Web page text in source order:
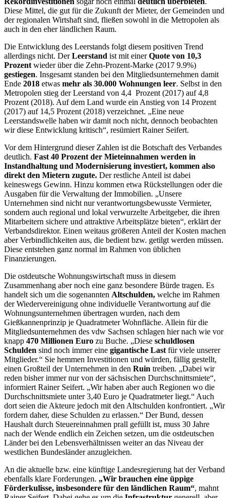
Diese Mittel, die gut für die Zukunft der Mieter, der Gemeinden und
der regionalen Wirtshaft sind, fließen sowohl in die Metropolen als
auch in den eher ländlichen Raum.
Die Entwicklung des Leerstands folgt diesem positiven Trend
allerdings nicht. DerLeerstand ist mit einerQuote von 10,3
Prozent wieder über die Zehn-Prozent-Marke (2017 9.9%)
gestiegen. Insgesamt standen bei den Mitgliedsunternehmen damit
Ende 2018 etwas mehr als 30.000 Wohnungen leer. Selbst in den
Metropolen stieg der Leerstand von 4,4 Prozent (2017) auf 4,8
Prozent (2018). Auf dem Land wurde ein Anstieg von 14 Prozent
(2017) auf 14,5 Prozent (2018) verzeichnet. „Eine neue
Leerstandswelle haben wir damit noch nicht, dennoch beobachten
wir diese Entwicklung kritisch“, resümiert Rainer Seifert.
Vor dem Hintergrund dieser Zahlen ist die Botschaft des Verbandes
deutlich. Fast 40 Prozent der Mieteinnahmen werden in
Instandhaltung und Modernisierung investiert, kommen also
direkt den Mietern zugute. Der restliche Anteil ist dabei
keineswegs Gewinn. Hinzu kommen etwa Rückstellungen oder die
Ausgaben für die Verwaltung der Immobilien. „Unsere
Unternehmen sind nicht nur verantwortungsbewusste Vermieter,
sondern auch regional und lokal verwurzelte Arbeitgeber, die ihren
Mitarbeitern sichere und attraktive Arbeitsplätze bieten“, erklärt der
Verbandsdirektor. Einen weitaus größeren Anteil der Kosten machen
aber Verbindlichkeiten aus, die bedient bzw. getilgt werden müssen.
Diese entstehen ganz normal im Rahmen von üblichen
Finanzierungen.
Die ostdeutsche Wohnungswirtschaft muss in diesem
Zusammenhang aber noch eine ganz besondere Bürde tragen. Es
handelt sich um die sogenannten Altschulden, welche im Rahmen
der Wiedervereinigung ohne individuelle Verantwortung auf die
Wohnungsunternehmen übertragen wurden, nach dem
Gießkannenprinzip je Quadratmeter Wohnfläche. Allein für die
Mitgliedsunternehmen des vdw Sachsen schlagen hier nach wie vor
knapp 470 Millionen Euro zu Buche. „Diese schuldlosen
Schulden sind noch immer eine gigantische Last für viele unserer
Mitglieder.“ Sie hemmen Investitionen und würden, fällig gestellt,
einen Großteil der Unternehmen in den Ruin treiben. „Dabei wir
reden bisher immer nur von der sächsischen Durchschnittsmiete“,
informiert Rainer Seifert. „Wir haben aber auch Regionen wo die
Durchschnittsmiete unter 3,40 Euro je Quadratmeter liegt.“ Auch
dort seien die Akteure jedoch mit den Altschulden konfrontiert. „Wir
fordern daher, diese Schulden zu erlassen.“ Der Bund, dessen
Haushalt durch Steuereinnahmen prall gefüllt ist, muss 30 Jahre
nach der Wende endlich ein Zeichen setzen, um die ostdeutschen
Länder bei den Lebensverhältnissen weiter an das Niveau der
westlichen Bundesländer anzugleichen.
An die aktuelle bzw. eine künftige Landesregierung hat der Verband
ebenfalls klare Forderungen. „Wir brauchen eine üppige
Förderkulisse, insbesondere für den ländlichen Raum“, mahnt